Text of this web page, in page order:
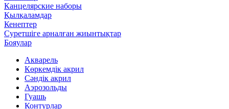
Канцелярские наборы
Қылқаламдар
Кенептер
Суретшіге арналған жиынтықтар
Бояулар
Акварель
Көркемдік акрил
Сәндік акрил
Аэрозольды
Гуашь
Контурлар